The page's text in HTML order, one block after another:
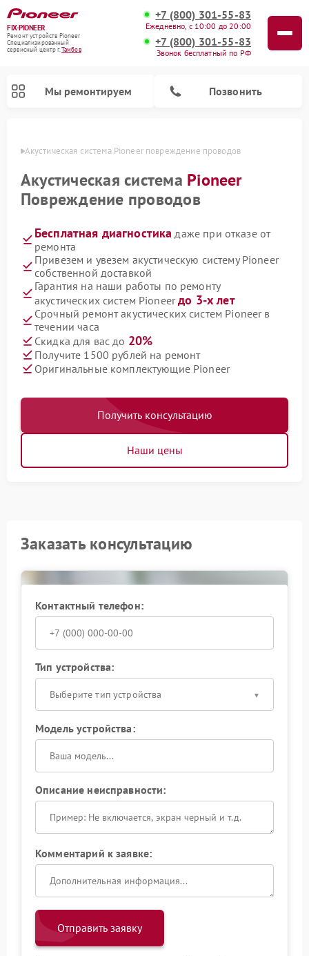
FIX-PIONEER
Ремонт устройств Pioneer
Специализированный
cервисный центр г.Тамбов
+7 (800) 301-55-83
Ежедневно, с 10:00 до 20:00
+7 (800) 301-55-83
Звонок бесплатный по РФ
Мы ремонтируем Позвонить
Акустическая система Pioneer повреждение проводов
Акустическая система Pioneer
Повреждение проводов
Бесплатная диагностика даже при отказе от
ремонта
Привезем и увезем акустическую систему Pioneer
собственной доставкой
Гарантия на наши работы по ремонту
акустических систем Pioneerдо 3-х лет
Срочный ремонт акустических систем Pioneer в
течении часа
Скидка для вас до 20%
Получите 1500 рублей на ремонт
Оригинальные комплектующие Pioneer
Получить консультацию
Наши цены
Заказать консультацию
Контактный телефон:
Тип устройства:
Выберите тип устройства
Модель устройства:
Описание неисправности:
Комментарий к заявке:
Отправить заявку